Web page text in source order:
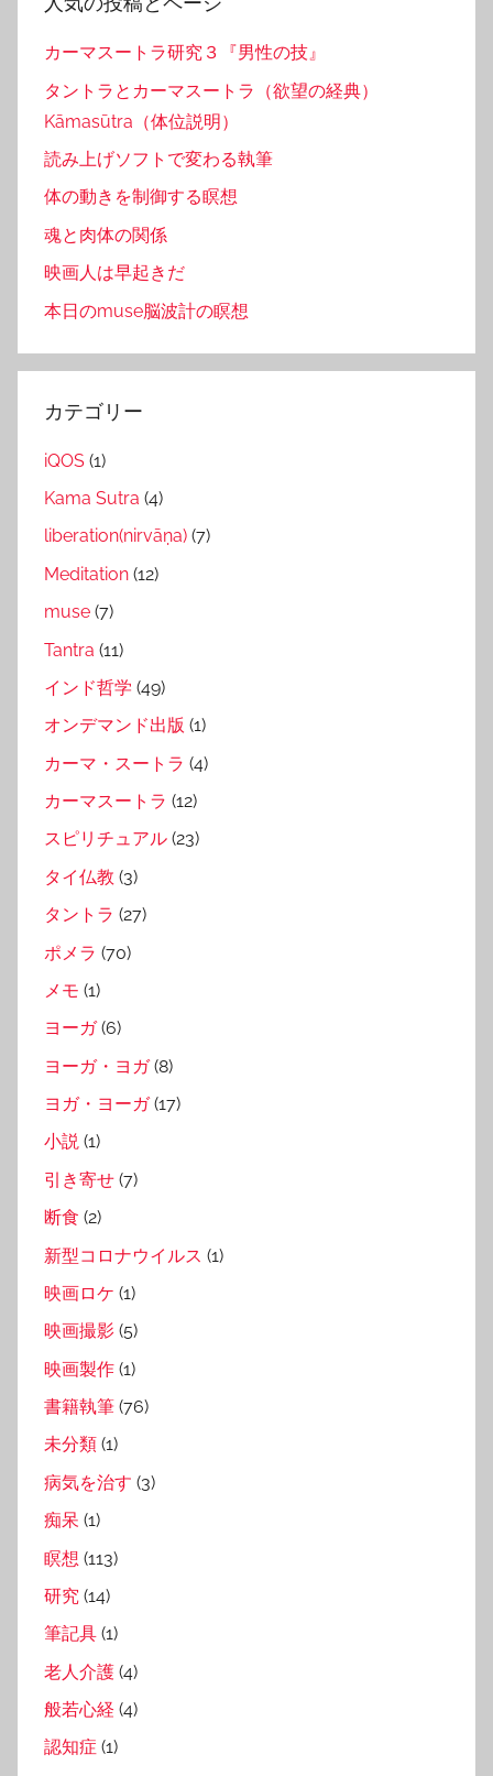
カーマスートラ研究３『男性の技』
タントラとカーマスートラ（欲望の経典）
Kāmasūtra（体位説明）
読み上げソフトで変わる執筆
体の動きを制御する瞑想
魂と肉体の関係
映画人は早起きだ
本日のmuse脳波計の瞑想
カテゴリー
iQOS (1)
Kama Sutra (4)
liberation(nirvāṇa) (7)
Meditation (12)
muse (7)
Tantra (11)
インド哲学 (49)
オンデマンド出版 (1)
カーマ・スートラ (4)
カーマスートラ (12)
スピリチュアル (23)
タイ仏教 (3)
タントラ (27)
ポメラ (70)
メモ (1)
ヨーガ(6)
ヨーガ・ヨガ(8)
ヨガ・ヨーガ(17)
小説 (1)
引き寄せ (7)
断食 (2)
新型コロナウイルス (1)
映画ロケ (1)
映画撮影 (5)
映画製作 (1)
書籍執筆 (76)
未分類 (1)
病気を治す (3)
痴呆 (1)
瞑想 (113)
研究 (14)
筆記具 (1)
老人介護 (4)
般若心経 (4)
認知症 (1)